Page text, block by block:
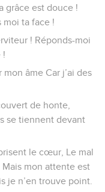
grâce est douce !
moi ta face !
! Réponds-moi
!
âme Car j’ai des
de honte,
se tiennent devant
le cœur, Le mal
Mais mon attente est
je n’en trouve point.